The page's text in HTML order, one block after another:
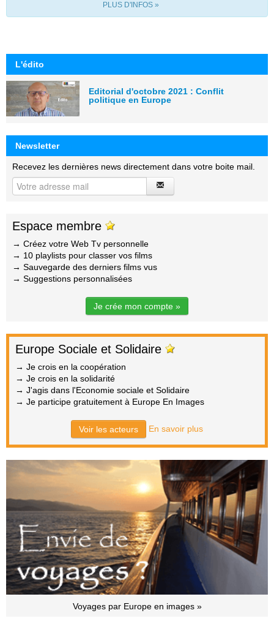
PLUS D'INFOS »
L'édito
Editorial d'octobre 2021 : Conflit
politique en Europe
Newsletter
Recevez les dernières news directement dans votre boite mail.
Espace membre
→ Créez votre Web Tv personnelle
→ 10 playlists pour classer vos films
→ Sauvegarde des derniers films vus
→ Suggestions personnalisées
Je crée mon compte »
Europe Sociale et Solidaire
→ Je crois en la coopération
→ Je crois en la solidarité
→ J'agis dans l'Economie sociale et Solidaire
→ Je participe gratuitement à Europe En Images
Voir les acteurs En savoir plus
Voyages par Europe en images »